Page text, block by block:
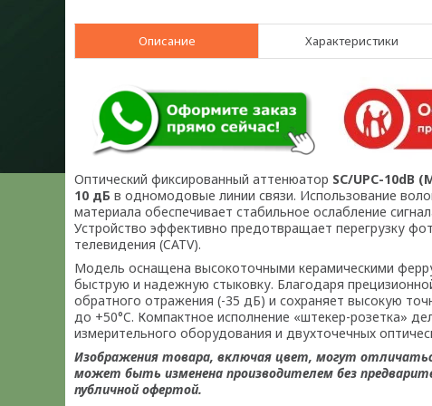
Описание Характеристики
Оптический фиксированный аттенюатор SC/UPC-10dB
10 дБ в одномодовые линии связи. Использование
материала обеспечивает стабильное ослабление
Устройство эффективно предотвращает перегрузку
телевидения (CATV).
Модель оснащена высокоточными керамическими
быструю и надежную стыковку. Благодаря
обратного отражения (-35 дБ) и сохраняет высокую
до +50°C. Компактное исполнение «штекер-розетка»
измерительного оборудования и двухточечных
Изображения товара, включая цвет, могут
может быть изменена производителем без
публичной офертой.